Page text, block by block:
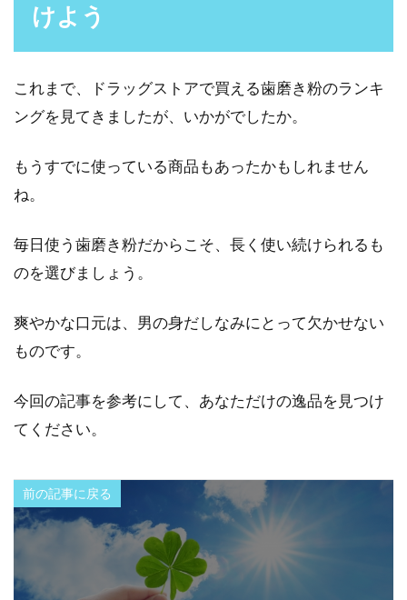
けよう
これまで、ドラッグストアで買える歯磨き粉のランキ
ングを見てきましたが、いかがでしたか。
もうすでに使っている商品もあったかもしれません
ね。
毎日使う歯磨き粉だからこそ、長く使い続けられるも
のを選びましょう。
爽やかな口元は、男の身だしなみにとって欠かせない
ものです。
今回の記事を参考にして、あなただけの逸品を見つけ
てください。
前の記事に戻る